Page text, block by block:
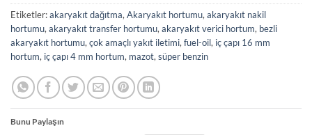
Etiketler:akaryakıt dağıtma,Akaryakıt hortumu,akaryakıt nakil
hortumu,akaryakıt transfer hortumu,akaryakıt verici hortum, bezli
akaryakıt hortumu,çok amaçlı yakıt iletimi,fuel-oil, iç çapı 16 mm
hortum, iç çapı 4 mm hortum, mazot,süper benzin
Bunu Paylaşın